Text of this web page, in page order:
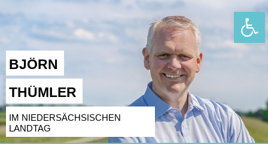
BJÖRN
THÜMLER
IM NIEDERSÄCHSISCHEN
LANDTAG